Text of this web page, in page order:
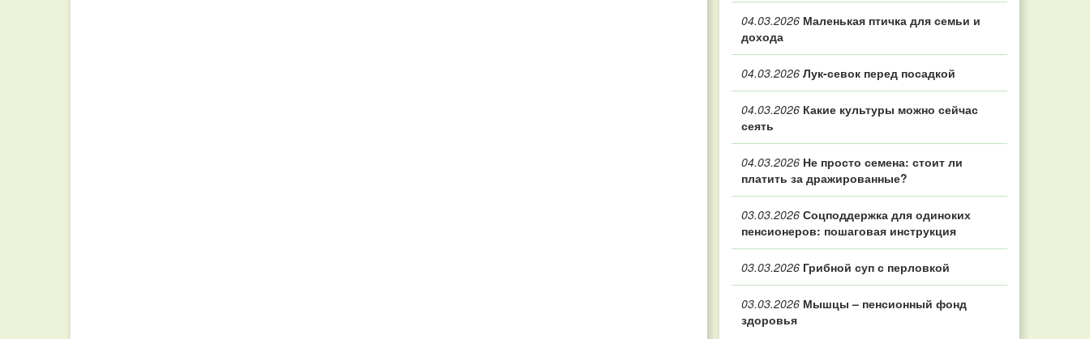
04.03.2026 Маленькая птичка для семьи и
дохода
04.03.2026 Лук-севок перед посадкой
04.03.2026 Какие культуры можно сейчас
сеять
04.03.2026 Не просто семена: стоит ли
платить за дражированные?
03.03.2026 Соцподдержка для одиноких
пенсионеров: пошаговая инструкция
03.03.2026 Грибной суп с перловкой
03.03.2026 Мышцы – пенсионный фонд
здоровья